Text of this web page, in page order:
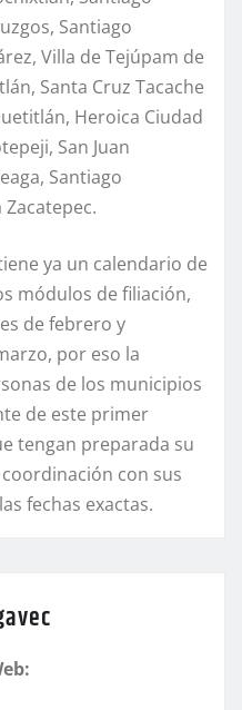
Santiago
Villa de Tejúpam de
Santa Cruz Tacache
Heroica Ciudad
San Juan
Santiago
ya un calendario de
módulos de filiación,
de febrero y
por eso la
de los municipios
de este primer
tengan preparada su
con sus
fechas exactas.